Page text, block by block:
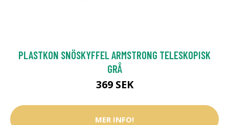
PLASTKON SNÖSKYFFEL ARMSTRONG TELESKOPISK
GRÅ
369 SEK
MER INFO!